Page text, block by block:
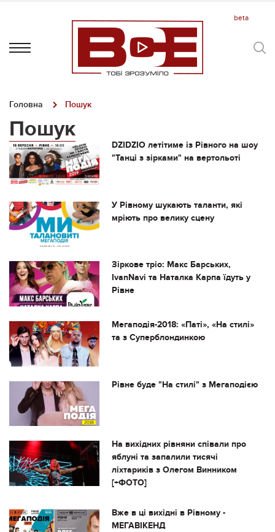
Головна Пошук
Пошук
DZIDZIO летітиме із Рівного на шоу
"Танці з зірками" на вертольоті
У Рівному шукають таланти, які
мріють про велику сцену
Зіркове тріо: Макс Барських,
IvanNavi та Наталка Карпа їдуть у
Рівне
Мегаподія-2018: «Паті», «На стилі»
та з Суперблондинкою
Рівне буде "На стилі" з Мегаподією
На вихідних рівняни співали про
яблуні та запалили тисячі
ліхтариків з Олегом Винником
[+ФОТО]
Вже в ці вихідні в Рівному -
МЕГАВІКЕНД